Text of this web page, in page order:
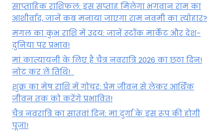
साप्ताहिक राशिफल: इस सप्ताह मिलेगा भगवान राम का
आशीर्वाद, जानें कब मनाया जाएगा राम नवमी का त्योहार?
मंगल का कुंभ राशि में उदय: जानें स्‍टॉक मार्केट और देश-
दुनिया पर प्रभाव!
मां कात्‍यायनी के लिए है चैत्र नवरात्रि 2026 का छठा दिन!
नोट कर लें तिथि!
शुक्र का मेष राशि में गोचर: प्रेम जीवन से लेकर आर्थिक
जीवन तक को करेंगे प्रभावित!
चैत्र नवरात्रि का सातवां दिन: मां दुर्गा के इस रूप की होगी
पूजा!